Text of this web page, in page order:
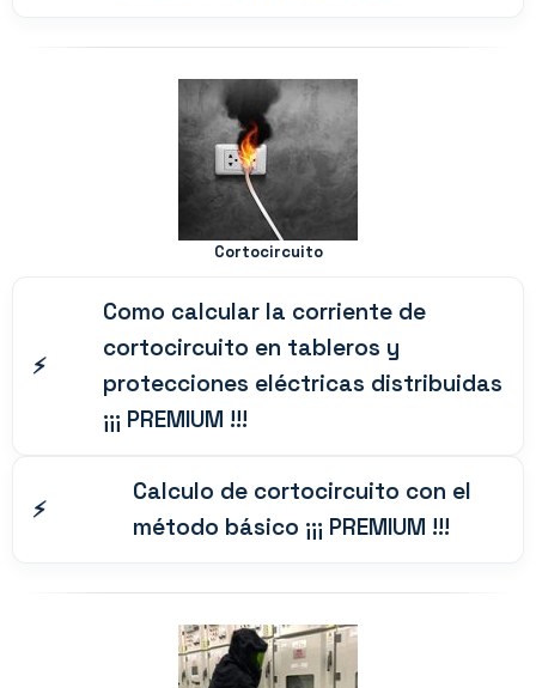
Cortocircuito
Como calcular la corriente de
cortocircuito en tableros y
protecciones eléctricas distribuidas
¡¡¡ PREMIUM !!!
Calculo de cortocircuito con el
método básico ¡¡¡ PREMIUM !!!